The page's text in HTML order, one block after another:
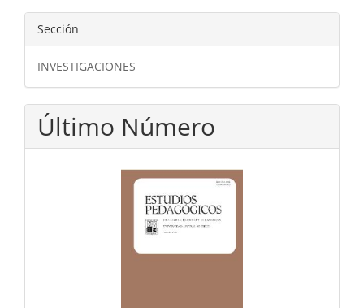
Sección
INVESTIGACIONES
Último Número